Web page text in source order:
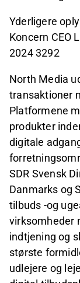
Yderligere
Koncern CEO
2024 3292
North Media
transaktioner
Platformene
produkter
digitale
SDR Svensk
Danmarks og
tilbuds -og
virksomheder
indtjening og
største
udlejere og